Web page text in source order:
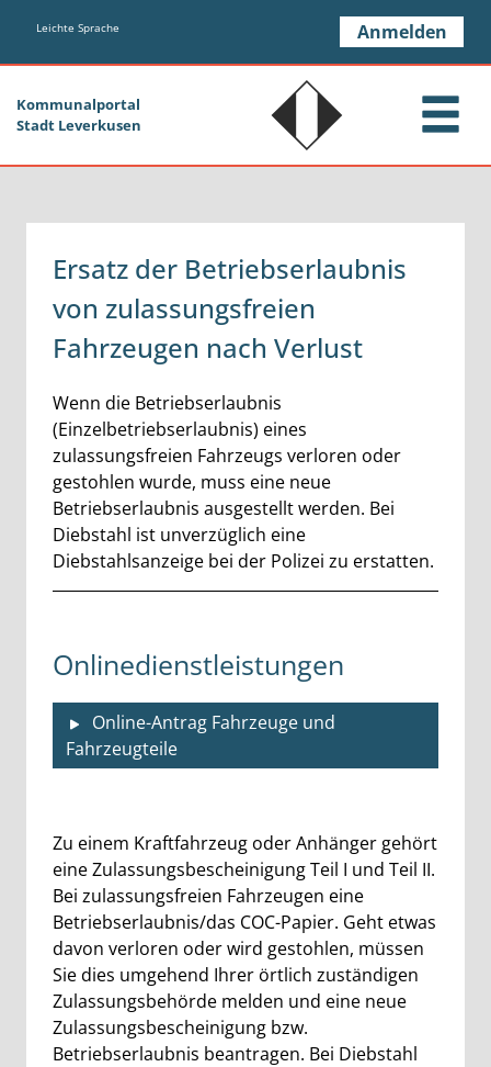
Zum Hauptinhalt springen
Leichte Sprache Anmelden
Kommunalportal
Stadt Leverkusen
Ersatz der Betriebserlaubnis
von zulassungsfreien
Fahrzeugen nach Verlust
Kurzbeschreibung
Wenn die Betriebserlaubnis
(Einzelbetriebserlaubnis) eines
zulassungsfreien Fahrzeugs verloren oder
gestohlen wurde, muss eine neue
Betriebserlaubnis ausgestellt werden. Bei
Diebstahl ist unverzüglich eine
Diebstahlsanzeige bei der Polizei zu erstatten.
Onlinedienstleistungen
Online-Antrag Fahrzeuge und
Fahrzeugteile
Beschreibung
Zu einem Kraftfahrzeug oder Anhänger gehört
eine Zulassungsbescheinigung Teil I und Teil II.
Bei zulassungsfreien Fahrzeugen eine
Betriebserlaubnis/das COC-Papier. Geht etwas
davon verloren oder wird gestohlen, müssen
Sie dies umgehend Ihrer örtlich zuständigen
Zulassungsbehörde melden und eine neue
Zulassungsbescheinigung bzw.
Betriebserlaubnis beantragen. Bei Diebstahl